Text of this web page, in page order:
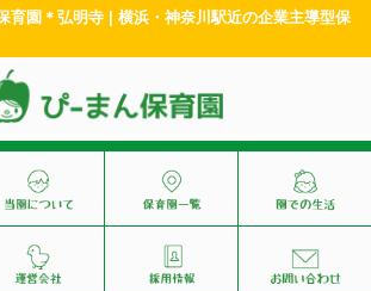
育園＊弘明寺 | 横浜・神奈川駅近の企業主導型保